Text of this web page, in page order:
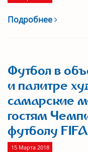
Подробнее
Футбол в
и палитре
самарские
гостям
футболу
15 Марта 2018